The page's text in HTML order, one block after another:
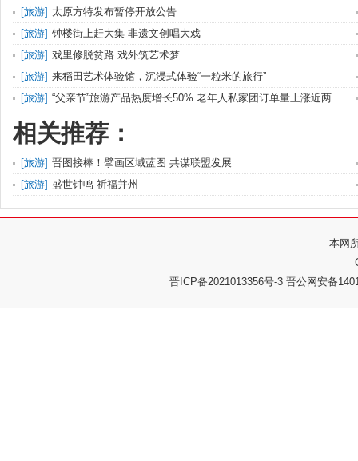
[旅游] 太原方特发布暂停开放公告
[旅游] 钟楼街上赶大集 非遗文创唱大戏
[旅游] 戏里修脱贫路 戏外筑艺术梦
[旅游] 来稻田艺术体验馆，沉浸式体验“一粒米的旅行”
[旅游] “父亲节”旅游产品热度增长50% 老年人私家团订单量上涨近两
相关推荐：
[旅游] 晋图接棒！擘画区域蓝图 共谋联盟发展
[旅游] 盛世钟鸣 祈福并州
本网
晋ICP备2021013356号-3 晋公网安备